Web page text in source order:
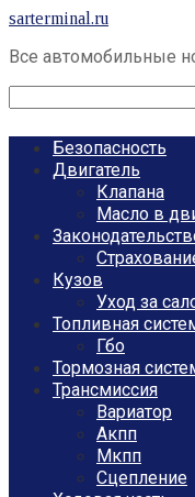
Перейти
контенту
sarterminal.ru
Все автомобильные
Поиск:
Безопасность
Двигатель
Клапана
Масло в
Кузов
Уход за
Топливная
Гбо
Тормозная
Трансмиссия
Вариатор
Акпп
Мкпп
Сцепление